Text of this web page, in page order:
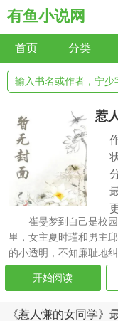
有鱼小说网
首页 分类
惹
崔旻梦到自己是校
里，女主夏时瑾和男主
的小透明，不知廉耻地
开始阅读
《惹人慊的女同学》